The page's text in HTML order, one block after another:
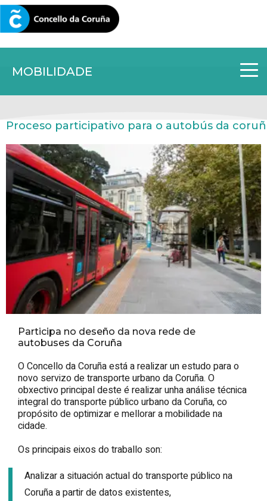
MOBILIDADE
CORUNA.GAL
Proceso participativo para o autobús da
Participa no deseño da nova rede de
autobuses da Coruña
O Concello da Coruña está a realizar un estudo para o
novo servizo de transporte urbano da Coruña. O
obxectivo principal deste é realizar unha análise técnica
integral do transporte público urbano da Coruña, co
propósito de optimizar e mellorar a mobilidade na
cidade.
Os principais eixos do traballo son:
Analizar a situación actual do transporte público na
Coruña a partir de datos existentes,